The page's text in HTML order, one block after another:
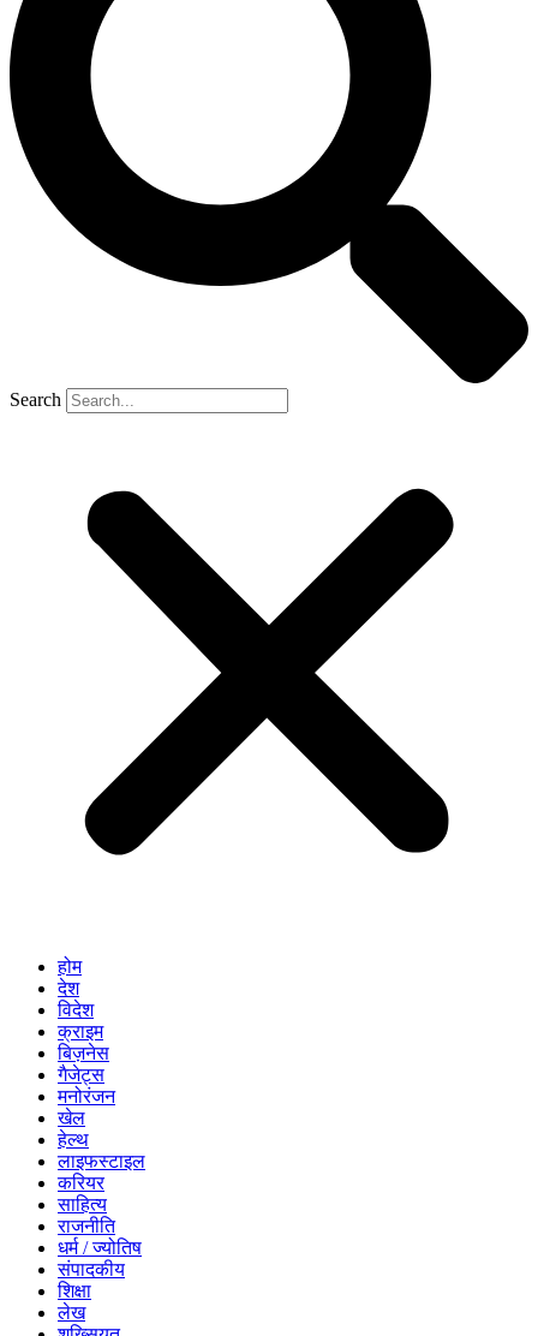
Search
होम
देश
विदेश
क्राइम
बिज़नेस
गैजेट्स
मनोरंजन
खेल
हेल्थ
लाइफस्टाइल
करियर
साहित्य
राजनीति
धर्म / ज्योतिष
संपादकीय
शिक्षा
लेख